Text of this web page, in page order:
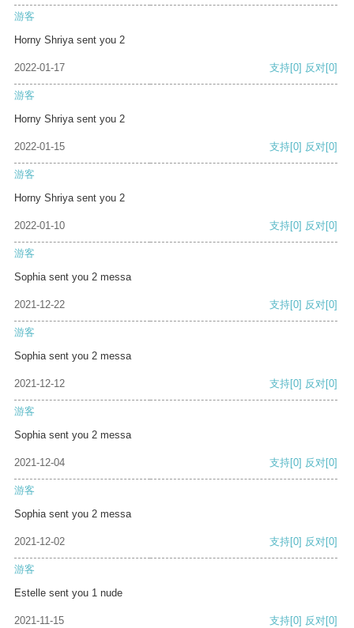
游客
Horny Shriya sent you 2
2022-01-17 支持[0] 反对[0]
游客
Horny Shriya sent you 2
2022-01-15 支持[0] 反对[0]
游客
Horny Shriya sent you 2
2022-01-10 支持[0] 反对[0]
游客
Sophia sent you 2 messa
2021-12-22 支持[0] 反对[0]
游客
Sophia sent you 2 messa
2021-12-12 支持[0] 反对[0]
游客
Sophia sent you 2 messa
2021-12-04 支持[0] 反对[0]
游客
Sophia sent you 2 messa
2021-12-02 支持[0] 反对[0]
游客
Estelle sent you 1 nude
2021-11-15 支持[0] 反对[0]